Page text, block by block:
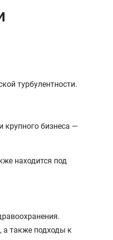
турбулентности.
крупного бизнеса —
находится под
а также подходы к